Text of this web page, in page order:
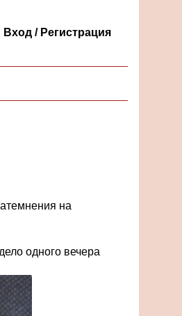
Вход / Регистрация
на
одного вечера